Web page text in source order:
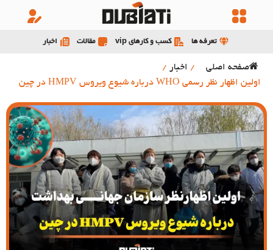
تعرفه ها کسب و کارهای vip مقالات اخبار
صفحه اصلی / اخبار /
اولین اظهار نظر رسمی WHO درباره شیوع ویروس HMPV در چین